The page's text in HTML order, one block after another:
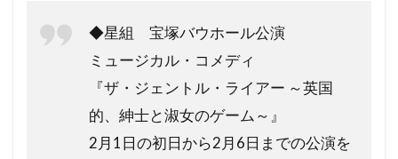
◆星組 宝塚バウホール公演
ミュージカル・コメディ
『ザ・ジェントル・ライアー ～英国
的、紳士と淑女のゲーム～』
2月1日の初日から2月6日までの公演を